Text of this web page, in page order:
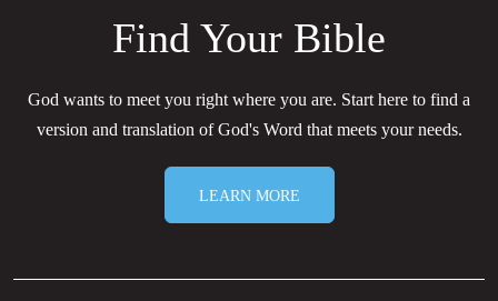
Find Your Bible
God wants to meet you right where you are. Start here to find a
version and translation of God's Word that meets your needs.
LEARN MORE